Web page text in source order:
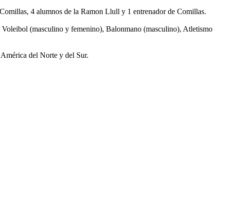
4 alumnos de la Ramon Llull y 1 entrenador de Comillas.
(masculino y femenino), Balonmano (masculino), Atletismo
del Norte y del Sur.